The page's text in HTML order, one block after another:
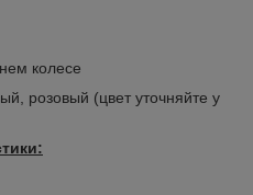
колесе
розовый (цвет уточняйте у